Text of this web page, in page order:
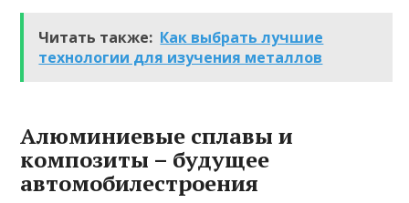
Читать также: Как выбрать лучшие
технологии для изучения металлов
Алюминиевые сплавы и
композиты – будущее
автомобилестроения